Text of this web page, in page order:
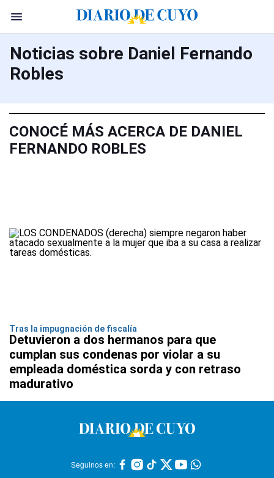
Noticias sobre Daniel Fernando
Robles
CONOCÉ MÁS ACERCA DE DANIEL
FERNANDO ROBLES
Tras la impugnación de fiscalía
Detuvieron a dos hermanos para que
cumplan sus condenas por violar a su
empleada doméstica sorda y con retraso
madurativo
Seguinos en: